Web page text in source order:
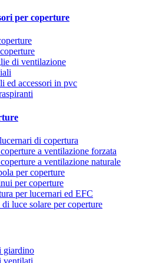
per coperture
di ventilazione
ed accessori in pvc
di copertura
a ventilazione forzata
a ventilazione naturale
per coperture
per coperture
per lucernari ed EFC
luce solare per coperture
giardino